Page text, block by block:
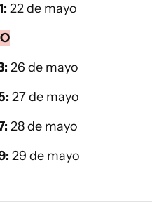
22 de mayo
26 de mayo
27 de mayo
28 de mayo
29 de mayo